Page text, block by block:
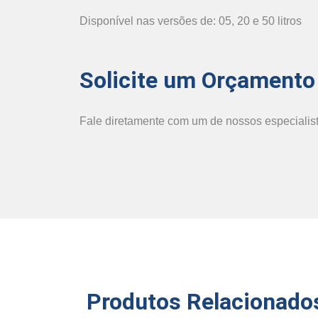
Disponível nas versões de: 05, 20 e 50 litros
Solicite um Orçamento
Fale diretamente com um de nossos
Produtos